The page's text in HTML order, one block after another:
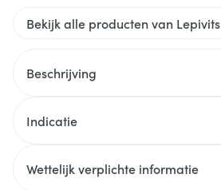
Bekijk alle producten van Lepivits
Beschrijving
Indicatie
Wettelijk verplichte informatie